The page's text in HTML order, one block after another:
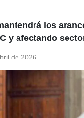
los
y afectando
de 2026